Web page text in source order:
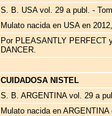
S. B. USA vol. 29 a publ. -
Mulato nacida en USA en
Por PLEASANTLY PERFECT
DANCER.
CUIDADOSA NISTEL
S. B. ARGENTINA vol. 29 a
Mulato nacida en